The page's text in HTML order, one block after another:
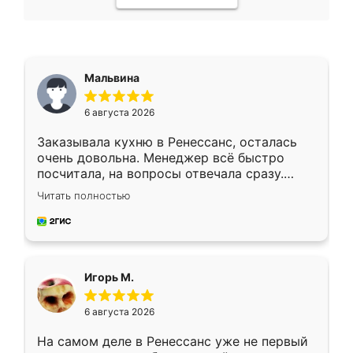
Мальвина
6 августа 2026
Заказывала кухню в Ренессанс, осталась
очень довольна. Менеджер всё быстро
посчитала, на вопросы отвечала сразу.
Замерщик приехал в субботу, подошёл к
делу со всей ответственностью. Собрали
за день, ребята работали аккуратно, даже
Читать полностью
Игорь М.
6 августа 2026
На самом деле в Ренессанс уже не первый